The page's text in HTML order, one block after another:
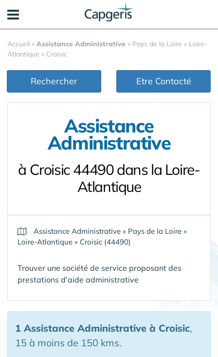
Accueil » Assistance Administrative » Pays de la Loire » Loire-
Atlantique » Croisic
Rechercher Etre Contacté
Assistance
Administrative
à Croisic 44490 dans la Loire-
Atlantique
Assistance Administrative » Pays de la Loire »
Loire-Atlantique » Croisic (44490)
Trouver une société de service proposant des
prestations d'aide administrative
1 Assistance Administrative à Croisic,
15 à moins de 150 kms.